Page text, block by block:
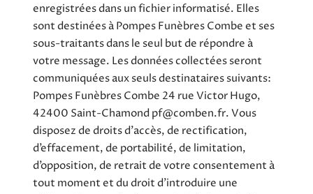
enregistrées dans un fichier informatisé. Elles
sont destinées à Pompes Funèbres Combe et ses
sous-traitants dans le seul but de répondre à
votre message. Les données collectées seront
communiquées aux seuls destinataires suivants:
Pompes Funèbres Combe 24 rue Victor Hugo,
42400 Saint-Chamond pf@comben.fr. Vous
disposez de droits d’accès, de rectification,
d’effacement, de portabilité, de limitation,
d’opposition, de retrait de votre consentement à
tout moment et du droit d’introduire une